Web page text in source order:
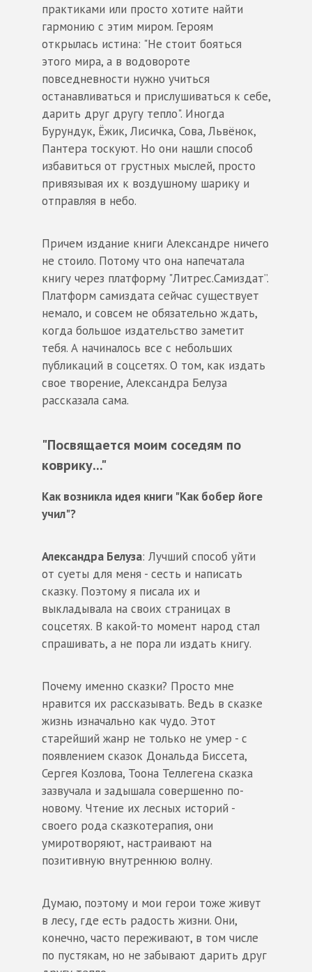
практиками или просто хотите найти
гармонию с этим миром. Героям
открылась истина: "Не стоит бояться
этого мира, а в водовороте
повседневности нужно учиться
останавливаться и прислушиваться к себе,
дарить друг другу тепло". Иногда
Бурундук, Ёжик, Лисичка, Сова, Львёнок,
Пантера тоскуют. Но они нашли способ
избавиться от грустных мыслей, просто
привязывая их к воздушному шарику и
отправляя в небо.
Причем издание книги Александре ничего
не стоило. Потому что она напечатала
книгу через платформу "Литрес.Самиздат”.
Платформ самиздата сейчас существует
немало, и совсем не обязательно ждать,
когда большое издательство заметит
тебя. А начиналось все с небольших
публикаций в соцсетях. О том, как издать
свое творение, Александра Белуза
рассказала сама.
"Посвящается моим соседям по
коврику..."
Как возникла идея книги "Как бобер йоге
учил"?
Александра Белуза: Лучший способ уйти
от суеты для меня - сесть и написать
сказку. Поэтому я писала их и
выкладывала на своих страницах в
соцсетях. В какой-то момент народ стал
спрашивать, а не пора ли издать книгу.
Почему именно сказки? Просто мне
нравится их рассказывать. Ведь в сказке
жизнь изначально как чудо. Этот
старейший жанр не только не умер - с
появлением сказок Дональда Биссета,
Сергея Козлова, Тоона Теллегена сказка
зазвучала и задышала совершенно по-
новому. Чтение их лесных историй -
своего рода сказкотерапия, они
умиротворяют, настраивают на
позитивную внутреннюю волну.
Думаю, поэтому и мои герои тоже живут
в лесу, где есть радость жизни. Они,
конечно, часто переживают, в том числе
по пустякам, но не забывают дарить друг